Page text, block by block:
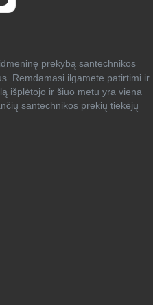
prekybą santechnikos
Remdamasi ilgamete patirtimi ir
išplėtojo ir šiuo metu yra viena
santechnikos prekių tiekėjų